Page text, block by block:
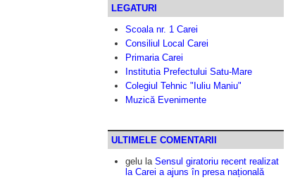
LEGATURI
Scoala nr. 1 Carei
Consiliul Local Carei
Primaria Carei
Institutia Prefectului Satu-Mare
Colegiul Tehnic "Iuliu Maniu"
Muzică Evenimente
ULTIMELE COMENTARII
gelu la Sensul giratoriu recent realizat
la Carei a ajuns în presa națională